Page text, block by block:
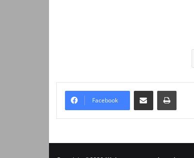
Facebook
Надіслати електронною поштою